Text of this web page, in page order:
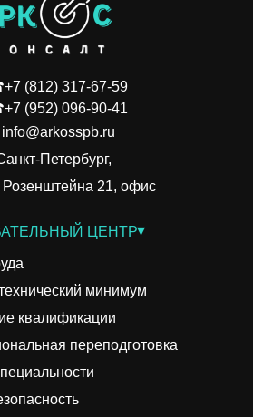
ЦЕНТР▾
квалификации
переподготовка
(812) 317-67-59
(952) 096-90-41
Петербург,
Розенштейна 21, офис
минимум